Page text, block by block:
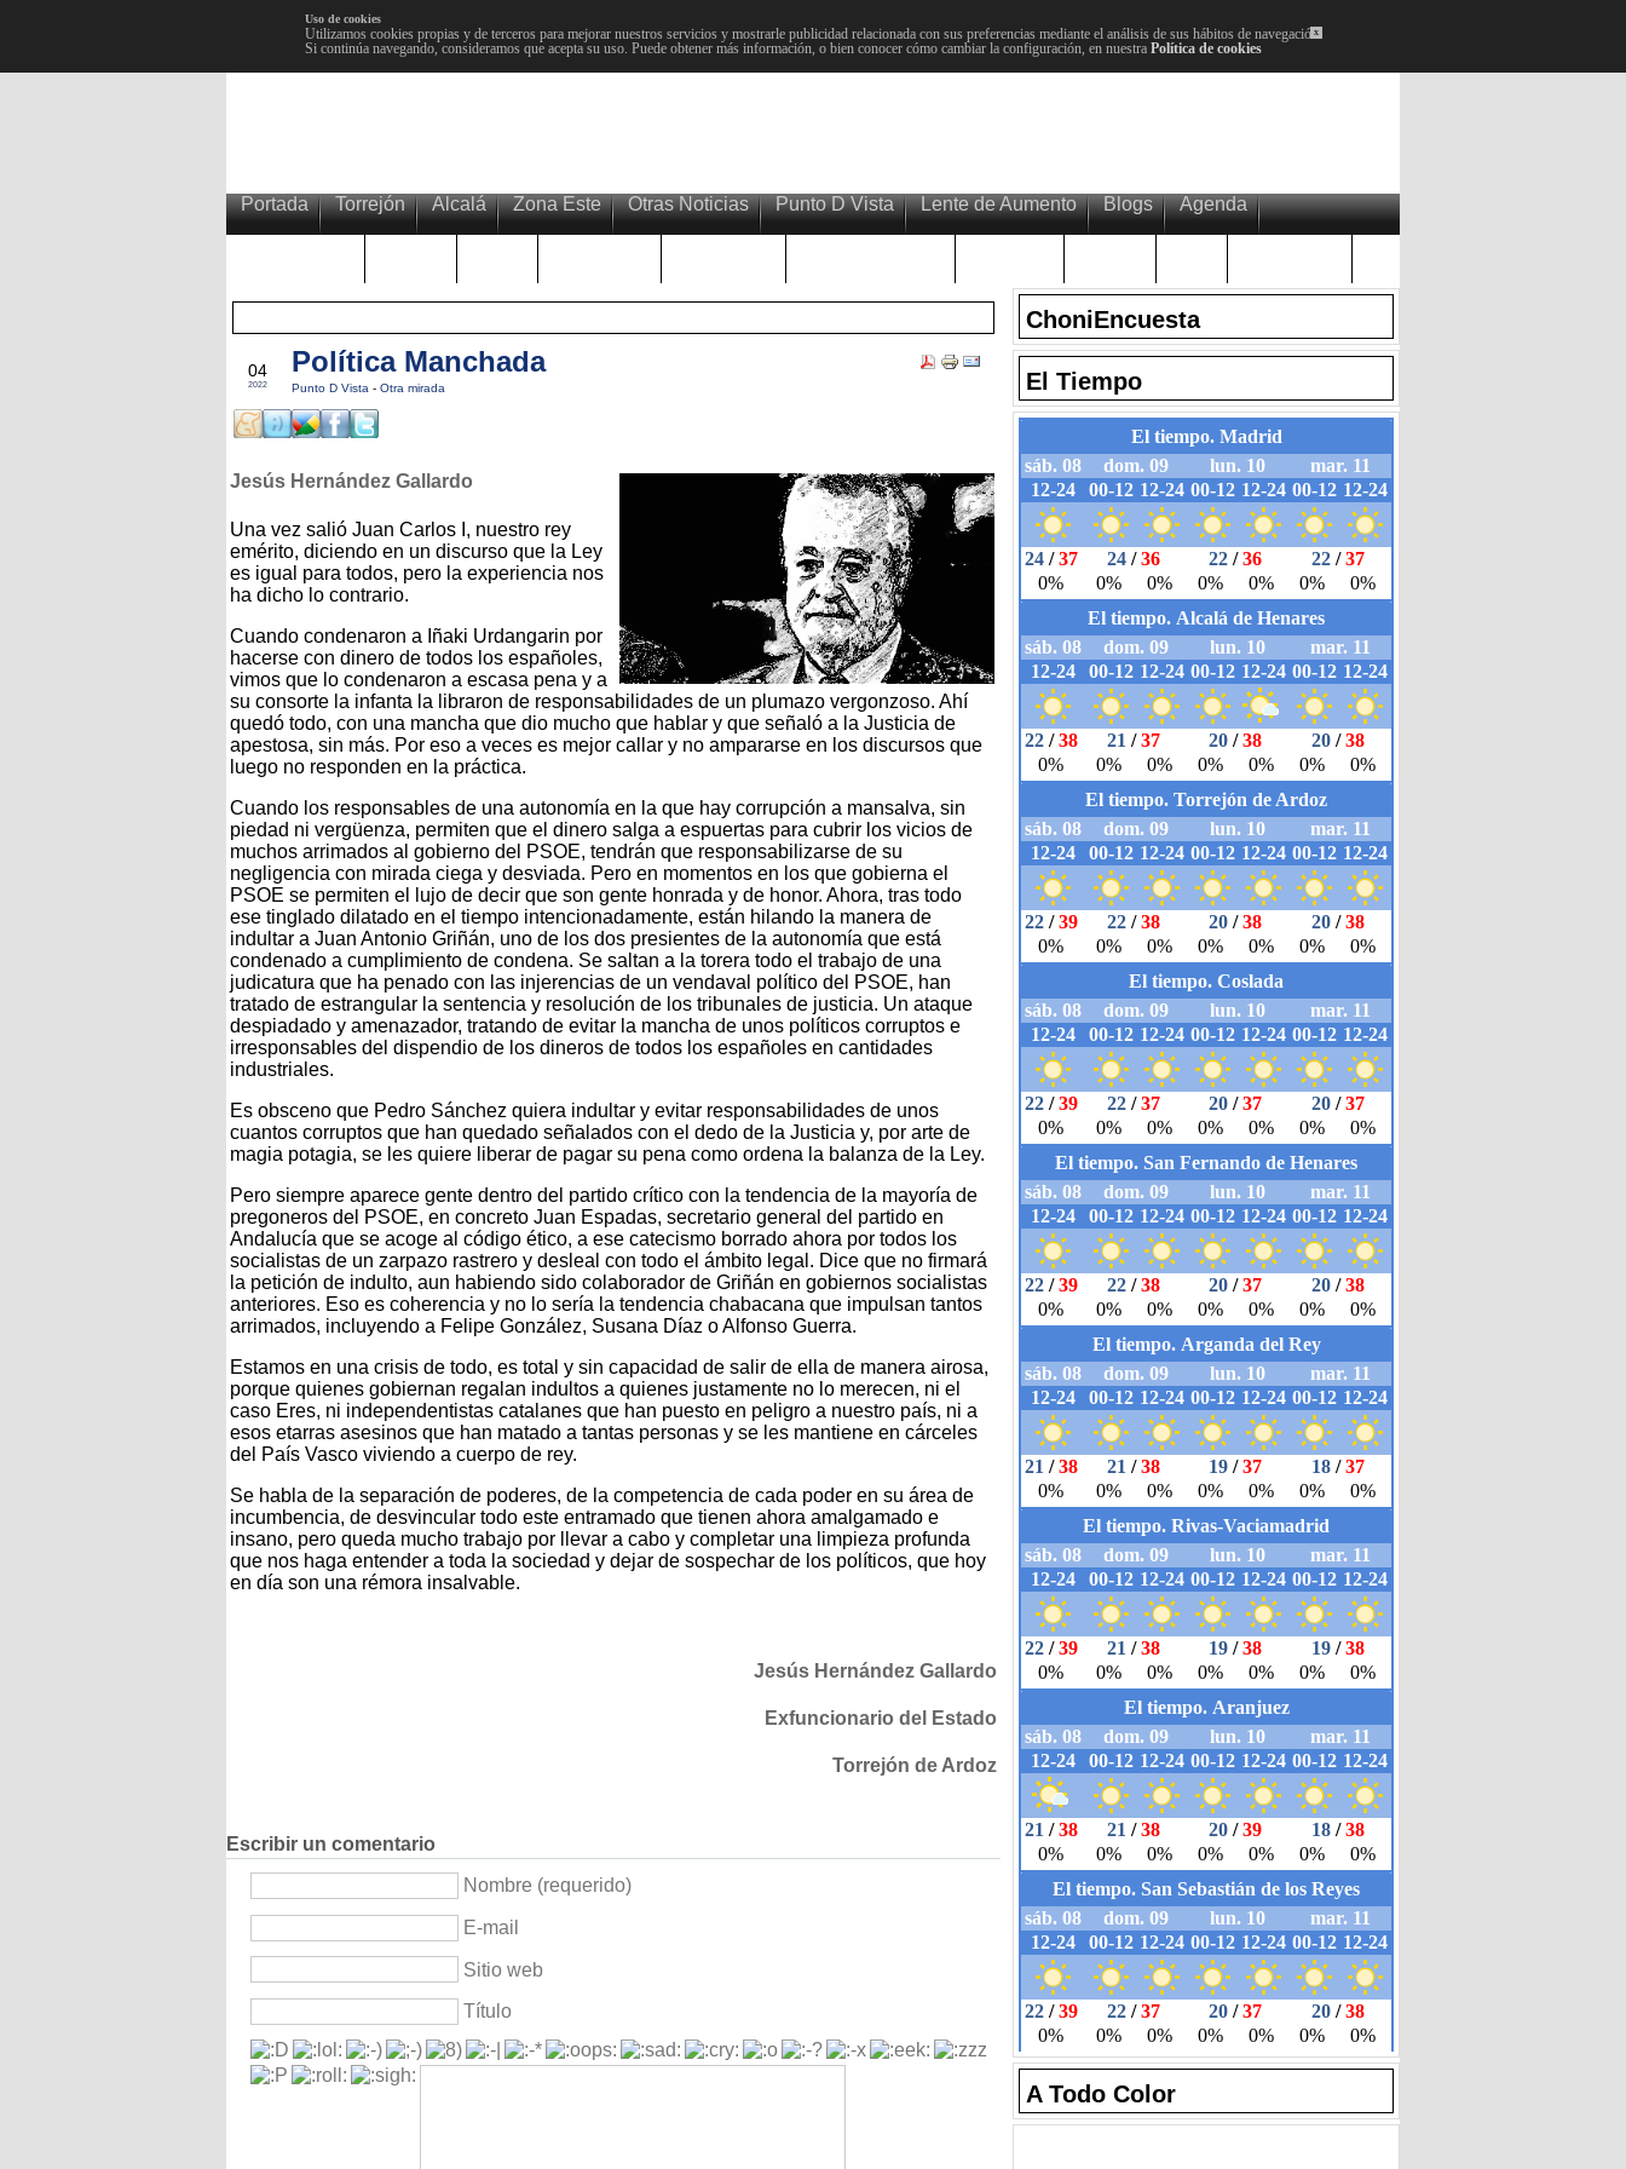
x
Uso de cookies
Utilizamos cookies propias y de terceros para mejorar nuestros servicios y mostrarle publicidad relacionada con sus preferencias mediante el análisis de sus hábitos de navegación.
Si continúa navegando, consideramos que acepta su uso. Puede obtener más información, o bien conocer cómo cambiar la configuración, en nuestra Política de cookies
Portada Torrejón Alcalá Zona Este Otras Noticias Punto D Vista Lente de Aumento Blogs Agenda
04
2022
Política Manchada
Punto D Vista - Otra mirada
Jesús Hernández Gallardo
Una vez salió Juan Carlos I, nuestro rey
emérito, diciendo en un discurso que la Ley
es igual para todos, pero la experiencia nos
ha dicho lo contrario.
Cuando condenaron a Iñaki Urdangarin por
hacerse con dinero de todos los españoles,
vimos que lo condenaron a escasa pena y a
su consorte la infanta la libraron de responsabilidades de un plumazo vergonzoso. Ahí
quedó todo, con una mancha que dio mucho que hablar y que señaló a la Justicia de
apestosa, sin más. Por eso a veces es mejor callar y no ampararse en los discursos que
luego no responden en la práctica.
Cuando los responsables de una autonomía en la que hay corrupción a mansalva, sin
piedad ni vergüenza, permiten que el dinero salga a espuertas para cubrir los vicios de
muchos arrimados al gobierno del PSOE, tendrán que responsabilizarse de su
negligencia con mirada ciega y desviada. Pero en momentos en los que gobierna el
PSOE se permiten el lujo de decir que son gente honrada y de honor. Ahora, tras todo
ese tinglado dilatado en el tiempo intencionadamente, están hilando la manera de
indultar a Juan Antonio Griñán, uno de los dos presientes de la autonomía que está
condenado a cumplimiento de condena. Se saltan a la torera todo el trabajo de una
judicatura que ha penado con las injerencias de un vendaval político del PSOE, han
tratado de estrangular la sentencia y resolución de los tribunales de justicia. Un ataque
despiadado y amenazador, tratando de evitar la mancha de unos políticos corruptos e
irresponsables del dispendio de los dineros de todos los españoles en cantidades
industriales.
Es obsceno que Pedro Sánchez quiera indultar y evitar responsabilidades de unos
cuantos corruptos que han quedado señalados con el dedo de la Justicia y, por arte de
magia potagia, se les quiere liberar de pagar su pena como ordena la balanza de la Ley.
Pero siempre aparece gente dentro del partido crítico con la tendencia de la mayoría de
pregoneros del PSOE, en concreto Juan Espadas, secretario general del partido en
Andalucía que se acoge al código ético, a ese catecismo borrado ahora por todos los
socialistas de un zarpazo rastrero y desleal con todo el ámbito legal. Dice que no firmará
la petición de indulto, aun habiendo sido colaborador de Griñán en gobiernos socialistas
anteriores. Eso es coherencia y no lo sería la tendencia chabacana que impulsan tantos
arrimados, incluyendo a Felipe González, Susana Díaz o Alfonso Guerra.
Estamos en una crisis de todo, es total y sin capacidad de salir de ella de manera airosa,
porque quienes gobiernan regalan indultos a quienes justamente no lo merecen, ni el
caso Eres, ni independentistas catalanes que han puesto en peligro a nuestro país, ni a
esos etarras asesinos que han matado a tantas personas y se les mantiene en cárceles
del País Vasco viviendo a cuerpo de rey.
Se habla de la separación de poderes, de la competencia de cada poder en su área de
incumbencia, de desvincular todo este entramado que tienen ahora amalgamado e
insano, pero queda mucho trabajo por llevar a cabo y completar una limpieza profunda
que nos haga entender a toda la sociedad y dejar de sospechar de los políticos, que hoy
en día son una rémora insalvable.
Jesús Hernández Gallardo
Exfuncionario del Estado
Torrejón de Ardoz
Escribir un comentario
Nombre (requerido)
E-mail
Sitio web
Título
ChoniEncuesta
El Tiempo
A Todo Color